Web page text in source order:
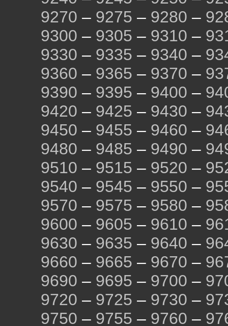
9270 – 9275 – 9280 –
9300 – 9305 – 9310 –
9330 – 9335 – 9340 –
9360 – 9365 – 9370 –
9390 – 9395 – 9400 –
9420 – 9425 – 9430 –
9450 – 9455 – 9460 –
9480 – 9485 – 9490 –
9510 – 9515 – 9520 –
9540 – 9545 – 9550 –
9570 – 9575 – 9580 –
9600 – 9605 – 9610 –
9630 – 9635 – 9640 –
9660 – 9665 – 9670 –
9690 – 9695 – 9700 –
9720 – 9725 – 9730 –
9750 – 9755 – 9760 –